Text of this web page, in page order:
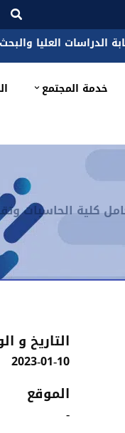
الدراسات العليا
خدمة المجتمع
كلية الحاسبات
التاريخ و
2023-01-10
الموقع
-